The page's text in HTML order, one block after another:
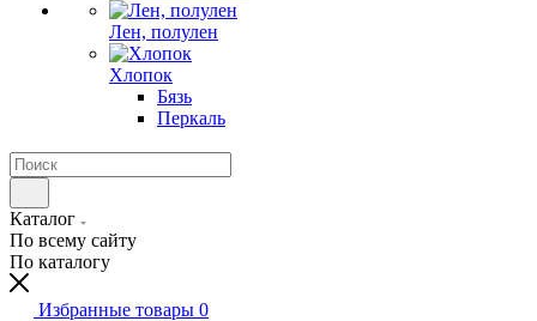
Лен, полулен
Хлопок
Бязь
Перкаль
Каталог
По всему сайту
По каталогу
Избранные товары 0